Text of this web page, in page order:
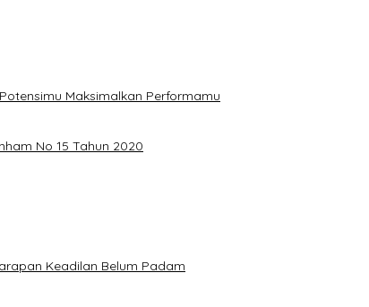
Maksimalkan Performamu
No 15 Tahun 2020
Keadilan Belum Padam